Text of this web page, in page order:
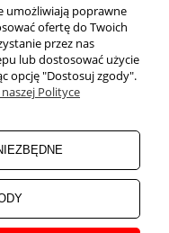
umożliwiają poprawne
ofertę do Twoich
przez nas
lub dostosować użycie
opcję "Dostosuj zgody".
Polityce